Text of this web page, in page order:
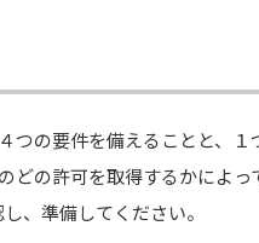
の要件を備えることと、
どの許可を取得するかによ
、準備してください。